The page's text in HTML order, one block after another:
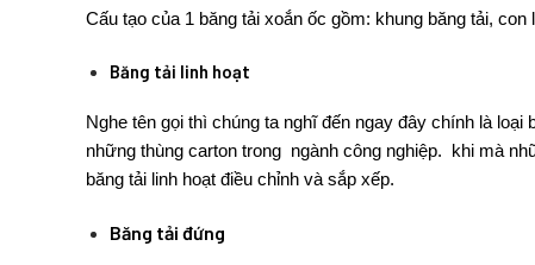
Cấu tạo của 1 băng tải xoắn ốc gồm: khung băng tải,
Băng tải linh hoạt
Nghe tên gọi thì chúng ta nghĩ đến ngay đây chính là
những thùng carton trong ngành công nghiệp. khi mà
băng tải linh hoạt điều chỉnh và sắp xếp.
Băng tải đứng